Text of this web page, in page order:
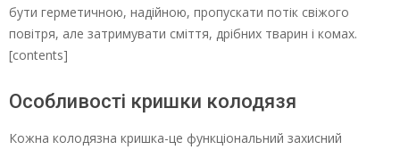
бути герметичною, надійною, пропускати потік свіжого
повітря, але затримувати сміття, дрібних тварин і комах.
[contents]
Особливості кришки колодязя
Кожна колодязна кришка-це функціональний захисний